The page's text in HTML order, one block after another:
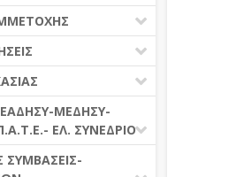
ΚΑΝΟΝΕΣ
ΕΠΙΤΡΟΠΕΣ
ΛΟΓΩΝ
ΑΝΑΘΕΣΗΜΕΔΗΣΥ-
ΕΛ. ΣΥΝΕΔΡΙΟ